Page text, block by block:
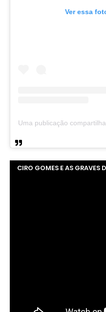
Ver essa
CIRO GOMES E AS GRAVES